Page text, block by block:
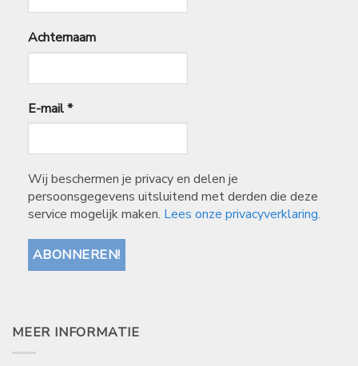
Achternaam
E-mail*
Wij beschermen je privacy en delen je
persoonsgegevens uitsluitend met derden die deze
service mogelijk maken. Lees onze privacyverklaring.
MEER INFORMATIE